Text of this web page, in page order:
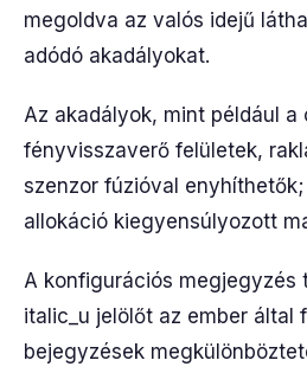
megoldva az valós idejű
adódó akadályokat.
Az akadályok, mint például a
fényvisszaverő felületek,
szenzor fúzióval
allokáció kiegyensúlyozott
A konfigurációs megjegyzés
italic_u jelölőt az ember által
bejegyzések